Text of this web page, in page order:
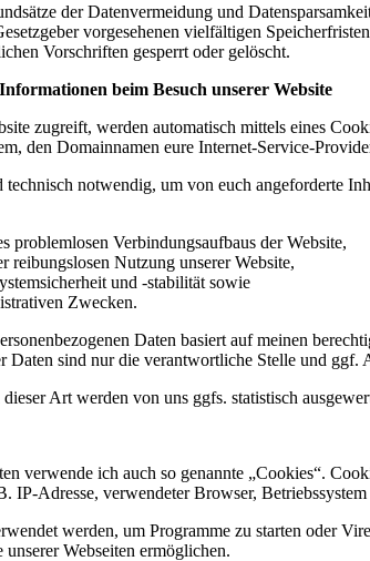
der Datenvermeidung und
vorgesehenen vielfältigen
Vorschriften gesperrt oder gelöscht.
beim Besuch unserer Website
zugreift, werden automatisch mittels eines
den Domainnamen eure Internet-Service-
notwendig, um von euch angeforderte
problemlosen Verbindungsaufbaus der Website,
reibungslosen Nutzung unserer Website,
und -stabilität sowie
Zwecken.
Daten basiert auf meinen
Daten sind nur die verantwortliche Stelle und ggf.
Art werden von uns ggfs. statistisch
verwende ich auch so genannte „Cookies“.
IP-Adresse, verwendeter Browser,
werden, um Programme zu starten oder
Webseiten ermöglichen.